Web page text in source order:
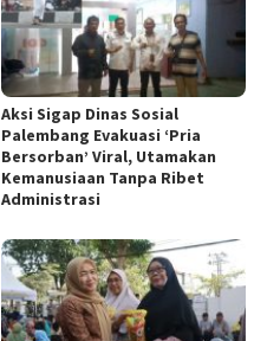
Aksi Sigap Dinas Sosial
Palembang Evakuasi ‘Pria
Bersorban’ Viral, Utamakan
Kemanusiaan Tanpa Ribet
Administrasi